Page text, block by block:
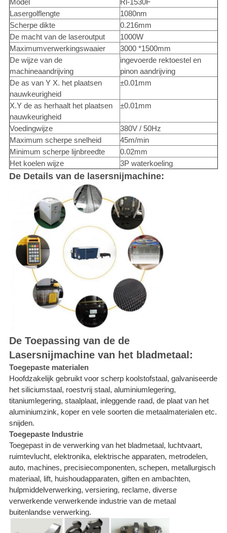
Model
Rl-1530F
Lasergolflengte
1080nm
Scherpe dikte
0.216mm
De macht van de laseroutput
1000W
Maximumverwerkingswaaier
3000 *1500mm
De wijze van de
machineaandrijving
ingevoerde rektoestel en
pinon aandrijving
De as van Y X. het plaatsen
nauwkeurigheid
±0.01mm
X.Y de as herhaalt het plaatsen
nauwkeurigheid
±0.01mm
Voedingwijze
380V / 50Hz
Maximum scherpe snelheid
45m/min
Minimum scherpe lijnbreedte
0.02mm
Het koelen wijze
3P waterkoeling
De Details van de lasersnijmachine:
De Toepassing van de de
Lasersnijmachine van het bladmetaal:
Toegepaste materialen
Hoofdzakelijk gebruikt voor scherp koolstofstaal, galvaniseerde
het siliciumstaal, roestvrij staal, aluminiumlegering,
titaniumlegering, staalplaat, inleggende raad, de plaat van het
aluminiumzink, koper en vele soorten die metaalmaterialen etc.
snijden.
Toegepaste Industrie
Toegepast in de verwerking van het bladmetaal, luchtvaart,
ruimtevlucht, elektronika, elektrische apparaten, metrodelen,
auto, machines, precisiecomponenten, schepen, metallurgisch
materiaal, lift, huishoudapparaten, giften en ambachten,
hulpmiddelverwerking, versiering, reclame, diverse
verwerkende verwerkende industrie van de metaal
buitenlandse verwerking.